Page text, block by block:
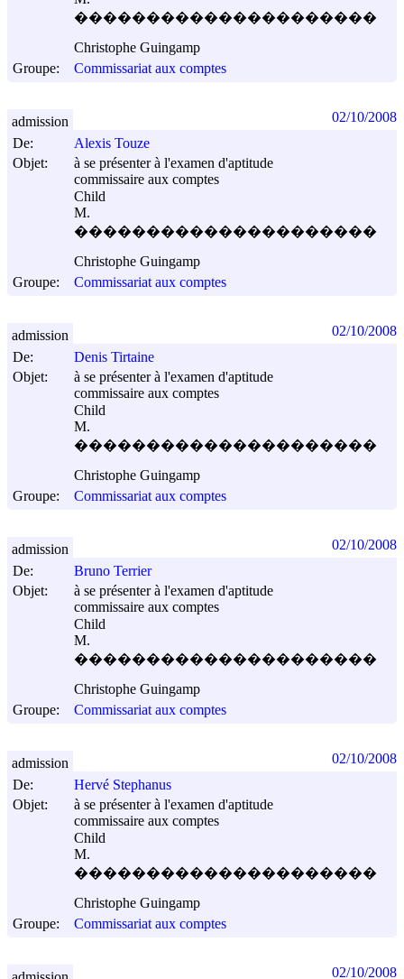
���������������������
Christophe Guingamp
Groupe:
Commissariat aux comptes
De:
Alexis Touze
Objet:
à se présenter à l'examen d'aptitude
commissaire aux comptes
Child
M.
���������������������
Christophe Guingamp
Groupe:
Commissariat aux comptes
admission 02/10/2008
De:
Denis Tirtaine
Objet:
à se présenter à l'examen d'aptitude
commissaire aux comptes
Child
M.
���������������������
Christophe Guingamp
Groupe:
Commissariat aux comptes
admission 02/10/2008
De:
Bruno Terrier
Objet:
à se présenter à l'examen d'aptitude
commissaire aux comptes
Child
M.
���������������������
Christophe Guingamp
Groupe:
Commissariat aux comptes
admission 02/10/2008
De:
Hervé Stephanus
Objet:
à se présenter à l'examen d'aptitude
commissaire aux comptes
Child
M.
���������������������
Christophe Guingamp
Groupe:
Commissariat aux comptes
admission 02/10/2008
02/10/2008